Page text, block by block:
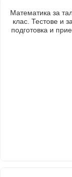
Математика за
клас. Тестове и
подготовка и